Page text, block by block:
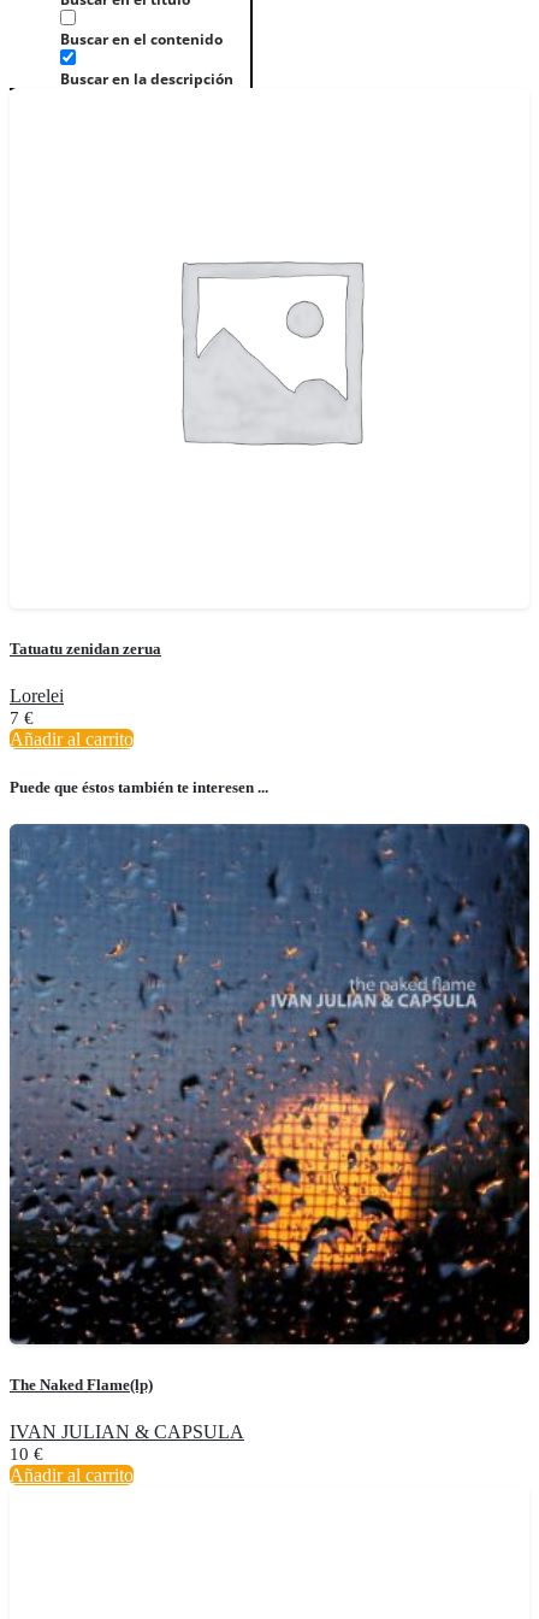
Buscar en el contenido
Buscar en la descripción
Tatuatu zenidan zerua
Lorelei
7 €
Añadir al carrito
Puede que éstos también te interesen ...
The Naked Flame(lp)
IVAN JULIAN & CAPSULA
10 €
Añadir al carrito